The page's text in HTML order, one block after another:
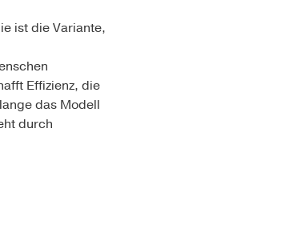
ist die Variante,
Effizienz, die
das Modell
durch